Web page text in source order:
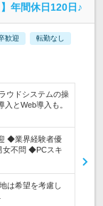
年間休日120日♪
歓迎 転勤なし
ウドシステムの操
とWeb導入も。
◆業界経験者優
不問 ◆PCスキ
は希望を考慮し